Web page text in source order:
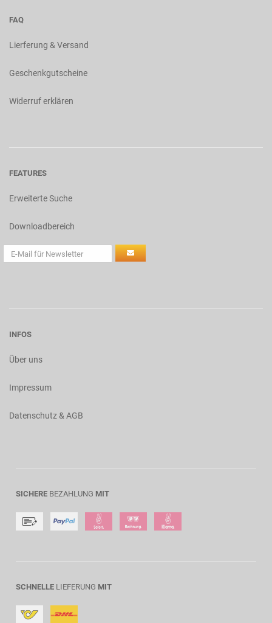
FAQ
Lierferung & Versand
Geschenkgutscheine
Widerruf erklären
FEATURES
Erweiterte Suche
Downloadbereich
INFOS
Über uns
Impressum
Datenschutz & AGB
SICHERE BEZAHLUNG MIT
SCHNELLE LIEFERUNG MIT